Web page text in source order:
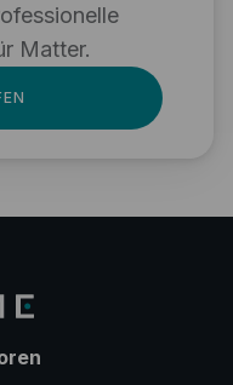
Matter.